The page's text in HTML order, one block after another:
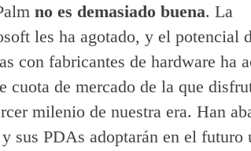
no es demasiado buena. La
les ha agotado, y el potencial
con fabricantes de hardware ha
cuota de mercado de la que
milenio de nuestra era. Han
sus PDAs adoptarán en el futuro